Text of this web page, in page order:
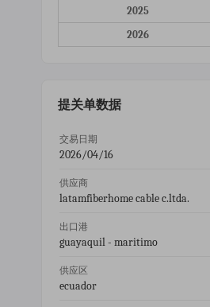
2025
2026
提关单数据
交易日期
2026/04/16
供应商
latamfiberhome cable c.ltda.
出口港
guayaquil - maritimo
供应区
ecuador